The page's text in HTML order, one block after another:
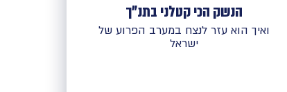
הנשק הכי קטלני בתנ"ך
ואיך הוא עזר לנצח במערב הפרוע של
ישראל